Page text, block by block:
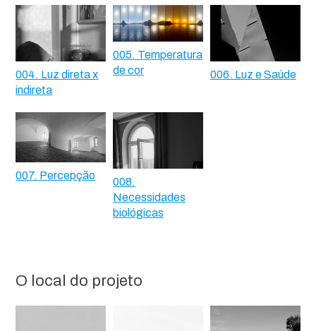
004. Luz direta x
indireta
005. Temperatura
de cor
006. Luz e Saúde
007. Percepção
008.
Necessidades
biológicas
O local do projeto